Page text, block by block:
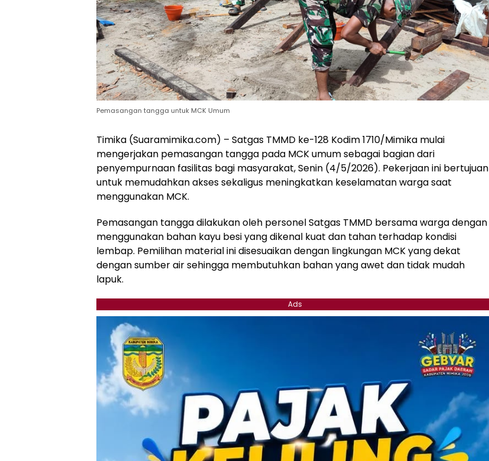
Pemasangan tangga untuk MCK Umum
Timika (Suaramimika.com) – Satgas TMMD ke-128 Kodim 1710/Mimika mulai
mengerjakan pemasangan tangga pada MCK umum sebagai bagian dari
penyempurnaan fasilitas bagi masyarakat, Senin (4/5/2026). Pekerjaan ini bertujuan
untuk memudahkan akses sekaligus meningkatkan keselamatan warga saat
menggunakan MCK.
Pemasangan tangga dilakukan oleh personel Satgas TMMD bersama warga dengan
menggunakan bahan kayu besi yang dikenal kuat dan tahan terhadap kondisi
lembap. Pemilihan material ini disesuaikan dengan lingkungan MCK yang dekat
dengan sumber air sehingga membutuhkan bahan yang awet dan tidak mudah
lapuk.
Ads